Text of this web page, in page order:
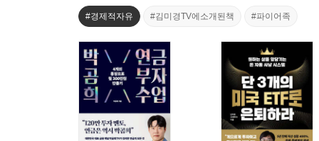
#경제적자유 #김미경TV에소개된책 #파이어족